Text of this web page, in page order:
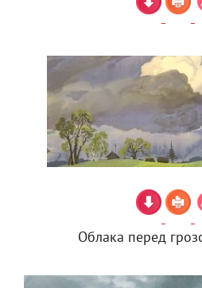
Облака перед